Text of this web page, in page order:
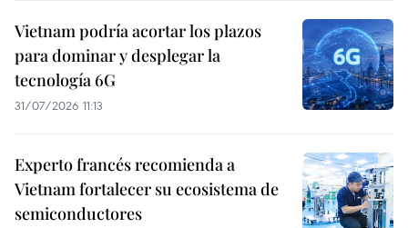
Vietnam podría acortar los plazos
para dominar y desplegar la
tecnología 6G
31/07/2026 11:13
Experto francés recomienda a
Vietnam fortalecer su ecosistema de
semiconductores